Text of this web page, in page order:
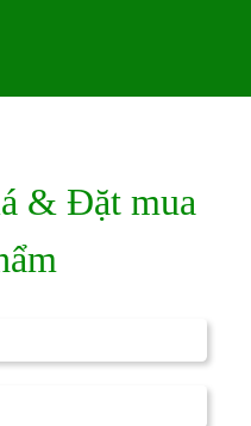
& Đặt mua